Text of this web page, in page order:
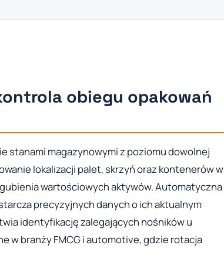
obiegu opakowań
stanami magazynowymi z poziomu dowolnej
lokalizacji palet, skrzyń oraz kontenerów w
wartościowych aktywów. Automatyczna
precyzyjnych danych o ich aktualnym
identyfikację zalegających nośników u
w branży FMCG i automotive, gdzie rotacja